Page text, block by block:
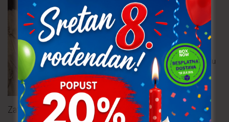
Zatvarač – skriveni 22 cm
Zatvarač 55-60 cm –
skriveni
1,00€ uključ. PDV po komadu